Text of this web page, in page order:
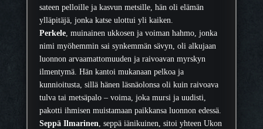
o
,
P
e
r
k
e
l
e
,
sateen pelloille ja kasvun metsille, hän oli elämän
ylläpitäjä, jonka katse ulottui yli kaiken.
Perkele, muinainen ukkosen ja voiman hahmo, jonka
nimi myöhemmin sai synkemmän sävyn, oli alkujaan
luonnon arvaamattomuuden ja raivoavan myrskyn
ilmentymä. Hän kantoi mukanaan pelkoa ja
kunnioitusta, sillä hänen läsnäolonsa oli kuin raivoava
tulva tai metsäpalo – voima, joka mursi ja uudisti,
pakotti ihmisen muistamaan paikkansa luonnon edessä.
Seppä Ilmarinen , seppä iänikuinen, sitoi yhteen Ukon